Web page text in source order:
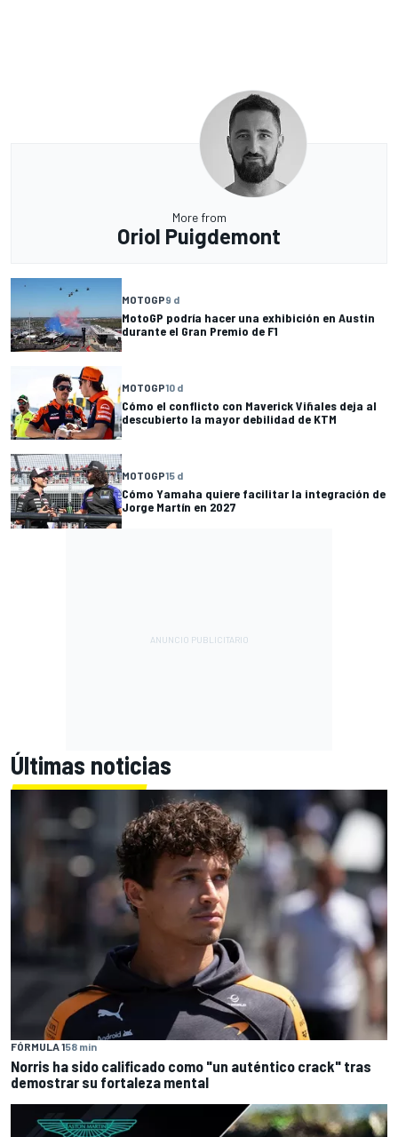
More from
Oriol Puigdemont
MOTOGP9 d
MotoGP podría hacer una exhibición en Austin
durante el Gran Premio de F1
MOTOGP10 d
Cómo el conflicto con Maverick Viñales deja al
descubierto la mayor debilidad de KTM
MOTOGP15 d
Cómo Yamaha quiere facilitar la integración de
Jorge Martín en 2027
Últimas noticias
FÓRMULA 158 min
Norris ha sido calificado como "un auténtico crack" tras
demostrar su fortaleza mental